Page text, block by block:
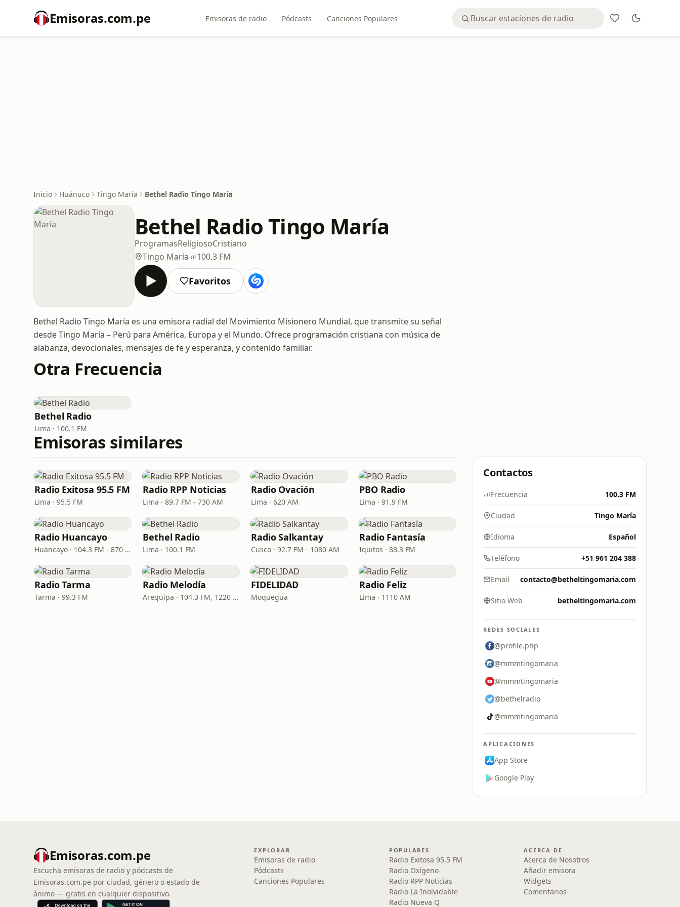
Emisoras.com.pe Emisoras de radio Pódcasts Canciones Populares
Inicio Huánuco Tingo María Bethel Radio Tingo María
Bethel Radio Tingo María
ProgramasReligiosoCristiano
Tingo María
100.3 FM
Favoritos
Bethel Radio Tingo María es una emisora radial del Movimiento Misionero Mundial, que transmite su señal
desde Tingo María – Perú para América, Europa y el Mundo. Ofrece programación cristiana con música de
alabanza, devocionales, mensajes de fe y esperanza, y contenido familiar.
Otra Frecuencia
Bethel Radio
Lima · 100.1 FM
Emisoras similares
Radio Exitosa 95.5 FM
Lima · 95.5 FM
Radio RPP Noticias
Lima · 89.7 FM - 730 AM
Radio Ovación
Lima · 620 AM
PBO Radio
Lima · 91.9 FM
Radio Huancayo
Huancayo · 104.3 FM - 870 AM
Bethel Radio
Lima · 100.1 FM
Radio Salkantay
Cusco · 92.7 FM - 1080 AM
Radio Fantasía
Iquitos · 88.3 FM
Radio Tarma
Tarma · 99.3 FM
Radio Melodía
Arequipa · 104.3 FM, 1220 AM
FIDELIDAD
Moquegua
Radio Feliz
Lima · 1110 AM
Contactos
Frecuencia 100.3 FM
Ciudad Tingo María
Idioma Español
Teléfono +51 961 204 388
Email contacto@betheltingomaria.com
Sitio Web betheltingomaria.com
REDES SOCIALES
@profile.php
@mmmtingomaria
@mmmtingomaria
@bethelradio
@mmmtingomaria
APLICACIONES
App Store
Google Play
Emisoras.com.pe
Escucha emisoras de radio y pódcasts de
Emisoras.com.pe por ciudad, género o estado de
ánimo — gratis en cualquier dispositivo.
EXPLORAR
Emisoras de radio
Pódcasts
Canciones Populares
POPULARES
Radio Exitosa 95.5 FM
Radio Oxígeno
Radio RPP Noticias
Radio La Inolvidable
Radio Nueva Q
ACERCA DE
Acerca de Nosotros
Añadir emisora
Widgets
Comentarios